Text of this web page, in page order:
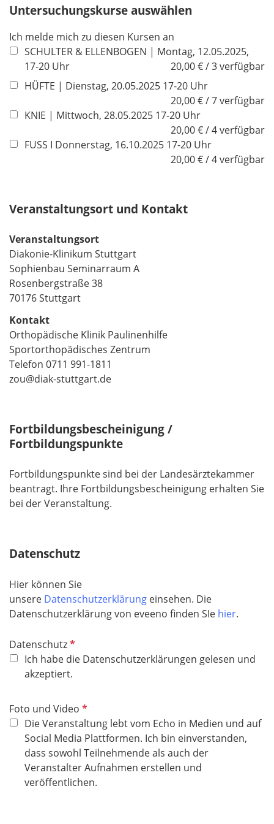
l
h
f
e
l
d
Untersuchungskurse auswählen
Ich melde mich zu diesen Kursen an
SCHULTER & ELLENBOGEN | Montag, 12.05.2025,
17-20 Uhr
20,00 € / 3 verfügbar
HÜFTE | Dienstag, 20.05.2025 17-20 Uhr
20,00 € / 7 verfügbar
KNIE | Mittwoch, 28.05.2025 17-20 Uhr
20,00 € / 4 verfügbar
FUSS I Donnerstag, 16.10.2025 17-20 Uhr
20,00 € / 4 verfügbar
Veranstaltungsort und Kontakt
Veranstaltungsort
Diakonie-Klinikum Stuttgart
Sophienbau Seminarraum A
Rosenbergstraße 38
70176 Stuttgart
Kontakt
Orthopädische Klinik Paulinenhilfe
Sportorthopädisches Zentrum
Telefon 0711 991-1811
zou@diak-stuttgart.de
Fortbildungsbescheinigung /
Fortbildungspunkte
Fortbildungspunkte sind bei der Landesärztekammer
beantragt. Ihre Fortbildungsbescheinigung erhalten Sie
bei der Veranstaltung.
Datenschutz
Hier können Sie
unsere Datenschutzerklärung einsehen. Die
Datenschutzerklärung von eveeno finden SIe hier.
DatenschutzP
f
l
c
e
l
Ich habe die Datenschutzerklärungen gelesen und
akzeptiert.
Foto und Video P
f
l
i
c
h
Die Veranstaltung lebt vom Echo in Medien und auf
Social Media Plattformen. Ich bin einverstanden,
dass sowohl Teilnehmende als auch der
Veranstalter Aufnahmen erstellen und
veröffentlichen.